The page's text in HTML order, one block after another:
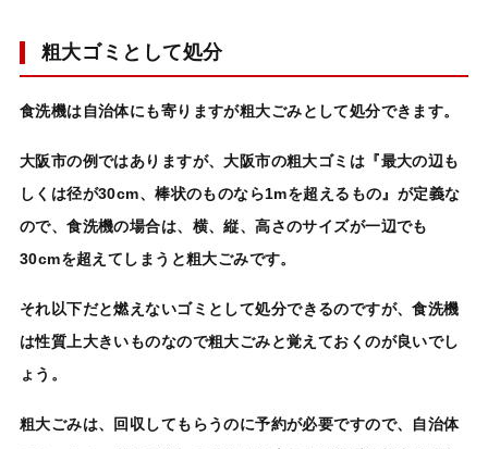
粗大ゴミとして処分
食洗機は自治体にも寄りますが粗大ごみとして処分できます。
大阪市の例ではありますが、大阪市の粗大ゴミ は『最大の辺も
しくは径が30cm、棒状のものなら1mを超えるもの』が定義な
ので、食洗機の場合は、横、縦、高さのサイズが一辺でも
30cmを超えてしまうと粗大ごみです。
それ以下だと燃えないゴミ として処分できるのですが、食洗機
は性質上大きいものなので粗大ごみと覚えておくのが良いでし
ょう。
粗大ごみは、回収してもらうのに予約が必要ですので、自治体